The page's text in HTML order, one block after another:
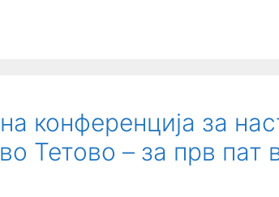
конференција за
Тетово – за прв пат